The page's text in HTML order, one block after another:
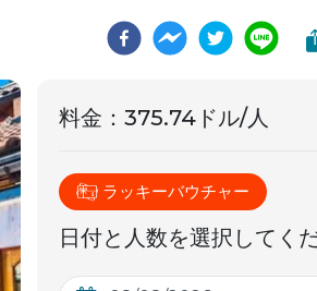
料金 ： 375.74ドル/人
ラッキーバウチャー
日付と人数を選択してくだ